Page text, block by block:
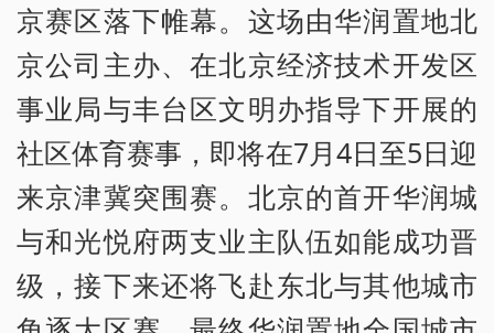
京赛区落下帷幕。这场由华润置地北
京公司主办、在北京经济技术开发区
事业局与丰台区文明办指导下开展的
社区体育赛事，即将在7月4日至5日迎
来京津冀突围赛。北京的首开华润城
与和光悦府两支业主队伍如能成功晋
级，接下来还将飞赴东北与其他城市